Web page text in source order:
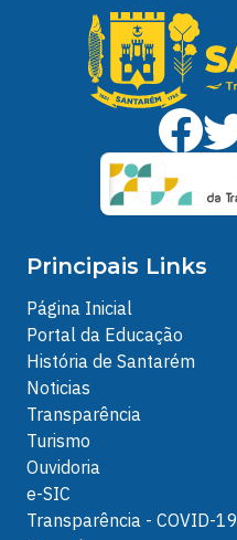
Principais Links
Página Inicial
Portal da Educação
História de Santarém
Noticias
Transparência
Turismo
Ouvidoria
e-SIC
Transparência - COVID-19